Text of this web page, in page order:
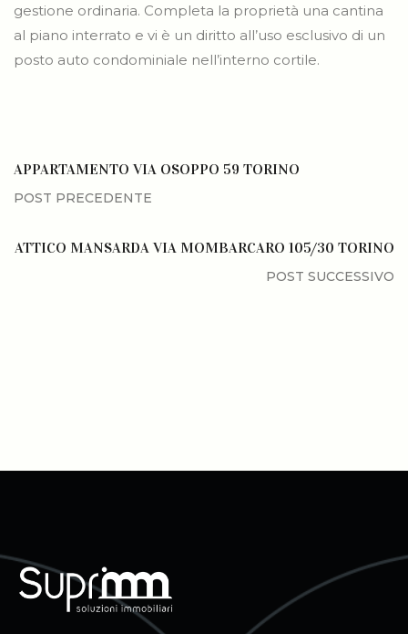
gestione ordinaria. Completa la proprietà una cantina
al piano interrato e vi è un diritto all’uso esclusivo di un
posto auto condominiale nell’interno cortile.
APPARTAMENTO VIA OSOPPO 59 TORINO
ATTICO MANSARDA VIA MOMBARCARO 105/30 TORINO